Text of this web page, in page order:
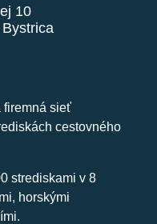
10
firemná sieť
cestovného
strediskami v 8
horskými